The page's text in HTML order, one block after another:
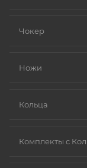
Чокер
Ножи
Кольца
Комплекты с